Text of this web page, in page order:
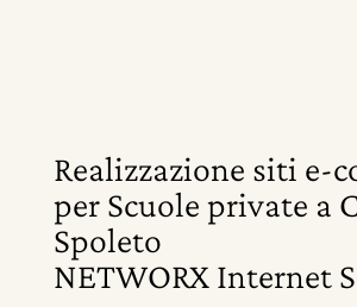
Realizzazione siti e-
per Scuole private a
Spoleto
NETWORX Internet